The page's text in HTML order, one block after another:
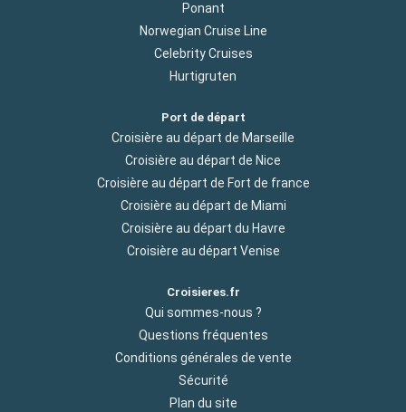
Ponant
Norwegian Cruise Line
Celebrity Cruises
Hurtigruten
Port de départ
Croisière au départ de Marseille
Croisière au départ de Nice
Croisière au départ de Fort de france
Croisière au départ de Miami
Croisière au départ du Havre
Croisière au départ Venise
Croisieres.fr
Qui sommes-nous ?
Questions fréquentes
Conditions générales de vente
Sécurité
Plan du site